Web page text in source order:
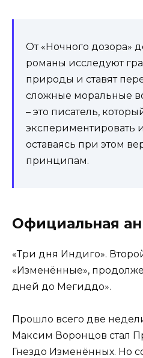
От «Ночного дозора»
романы исследуют
природы и ставят
сложные моральные
– это писатель,
экспериментировать
оставаясь при этом
принципам.
Официальная
«Три дня Индиго».
«Изменённые»,
дней до Мегиддо».
Прошло всего две
Максим Воронцов стал
Гнездо Изменённых. Но